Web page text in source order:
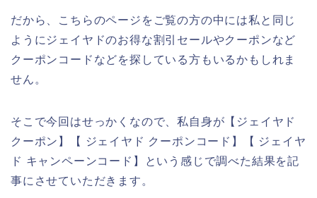
だから、こちらのページをご覧の方の中には私と同じ
ようにジェイヤドのお得な割引セールやクーポンなど
クーポンコードなどを探している方もいるかもしれま
せん。
そこで今回はせっかくなので、私自身が【ジェイヤド
クーポン】【 ジェイヤド クーポンコード】【 ジェイヤ
ド キャンペーンコード】という感じで調べた結果を記
事にさせていただきます。